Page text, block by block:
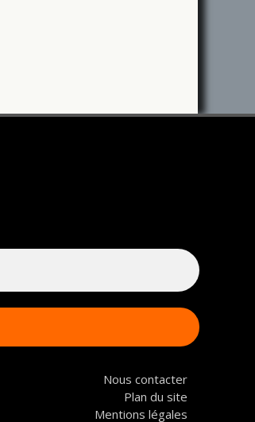
Nous contacter
Plan du site
Mentions légales